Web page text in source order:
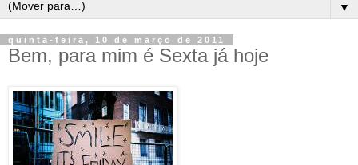
▼
quinta-feira, 10 de março de 2011
Bem, para mim é Sexta já hoje